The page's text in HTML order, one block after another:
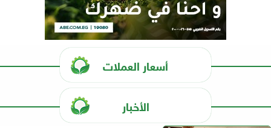
أسعار العملات
الأخبار